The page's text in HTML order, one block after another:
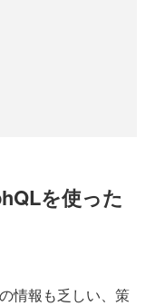
を使った
情報も乏しい、策